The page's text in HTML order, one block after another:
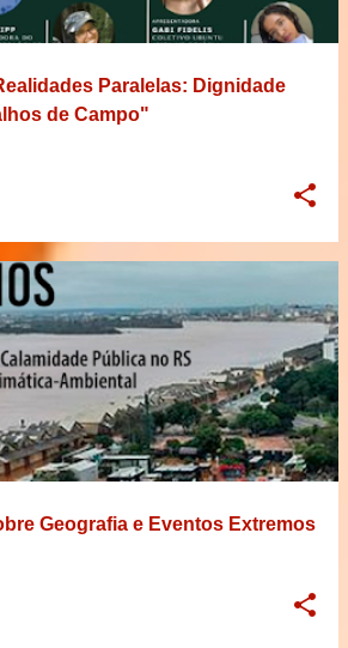
Paralelas: Dignidade
de Campo"
Geografia e Eventos Extremos